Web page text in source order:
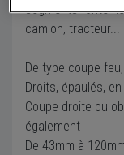
segments fonte
camion, tracteur...
De type coupe
Droits, épaulés,
Coupe droite ou
également
De 43mm à